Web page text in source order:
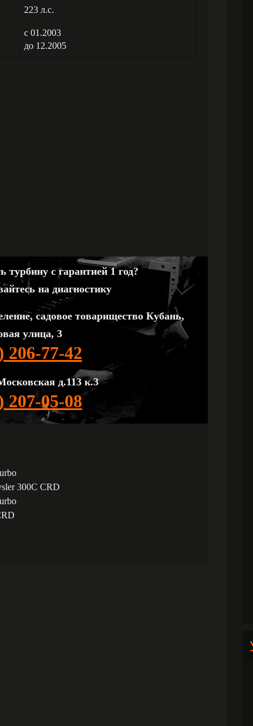
223 л.с.
с 01.2003
до 12.2005
турбину с гарантией 1 год?
на диагностику
садовое товарищество Кубань,
улица, 3
206-77-42
д.113 к.3
207-05-08
300C CRD